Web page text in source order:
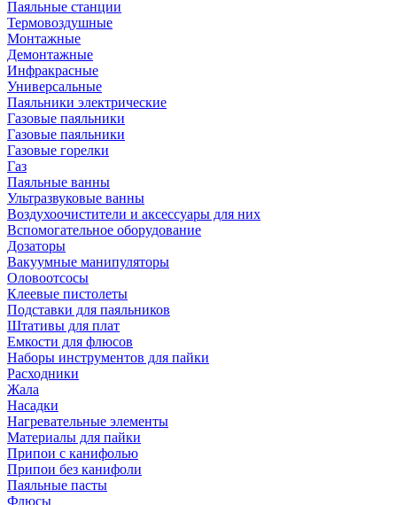
Паяльные станции
Термовоздушные
Монтажные
Демонтажные
Инфракрасные
Универсальные
Паяльники электрические
Газовые паяльники
Газовые паяльники
Газовые горелки
Газ
Паяльные ванны
Ультразвуковые ванны
Воздухоочистители и аксессуары для них
Вспомогательное оборудование
Дозаторы
Вакуумные манипуляторы
Оловоотсосы
Клеевые пистолеты
Подставки для паяльников
Штативы для плат
Емкости для флюсов
Наборы инструментов для пайки
Расходники
Жала
Насадки
Нагревательные элементы
Материалы для пайки
Припои с канифолью
Припои без канифоли
Паяльные пасты
Флюсы